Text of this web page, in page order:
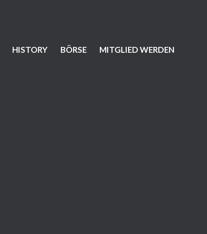
HISTORY BÖRSE MITGLIED WERDEN